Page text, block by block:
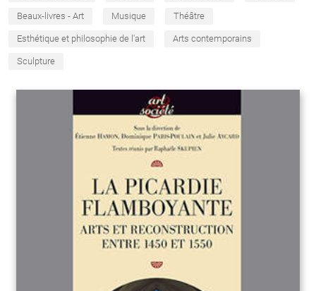
Beaux-livres - Art Musique Théâtre
Esthétique et philosophie de l'art Arts contemporains
Sculpture